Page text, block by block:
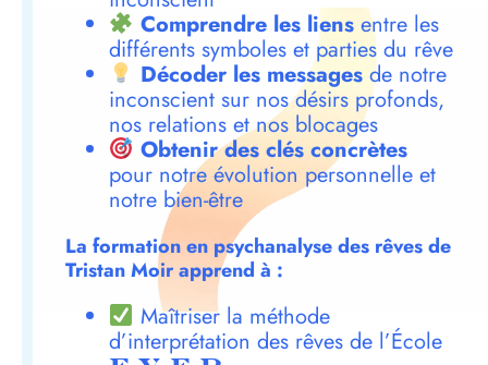
Comprendre les liensentre les
différents symboles et parties du rêve
Décoder les messagesde notre
inconscient sur nos désirs profonds,
nos relations et nos blocages
Obtenir des clés concrètes
pour notre évolution personnelle et
notre bien-être
La formation en psychanalyse des rêves de
Tristan Moir apprend à :
Maîtriser la méthode
d’interprétation des rêves de l’École